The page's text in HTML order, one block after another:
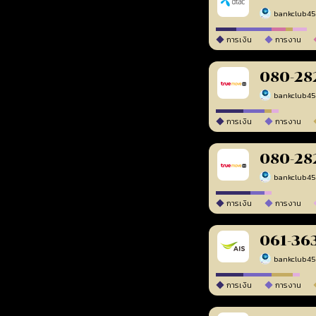
การเงิน การงาน
080-
การเงิน การงาน
080-
การเงิน การงาน
061-
การเงิน การงาน